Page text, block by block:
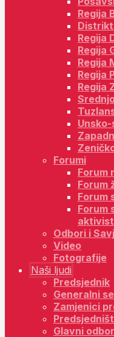
Regija
Regija
Regija
Regija
Regija
Regija
Forumi
Forum
Forum
Forum
Forum
Odbori i
Video
Fotografije
Naši ljudi
Predsjednik
Generalni
Zamjenici
Glavni odbor